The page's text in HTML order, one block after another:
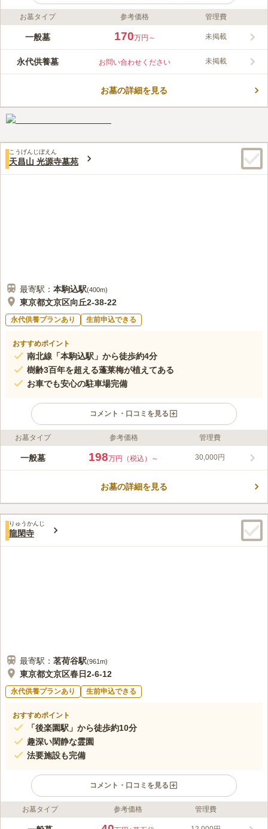
ライフドット編集部のコメント
「白山駅」から徒歩1分の好立地。駐車場もあり、お墓参りにお
家と同じ葵の紋を寺紋としてまいりました。由来は江戸時代にま
でさかのぼり、将軍が妙清寺をお休み処としてご利用され、妙清
が由来となっています。
みんなの評価
4.4 口コミ2件
50代
ので、足が悪い高齢者の人でも対応しやすいと思います。
お墓タイプ 参考価格 管理費
一般墓 170万円～ 未掲載
永代供養墓 お問い合わせください 未掲載
お墓の詳細を見る
こうげんじぼえん
天昌山 光源寺墓苑
最寄駅： 本駒込駅(400m)
東京都文京区向丘2-38-22
永代供養プランあり 生前申込できる
おすすめポイント
南北線「本駒込駅」から徒歩約4分
樹齢3百年を超える蓬莱梅が植えてある
お車でも安心の駐車場完備
コメント・口コミを見る
ライフドット編集部のコメント
東京メトロ南北線「本駒込駅」から徒歩4分程度で行くことがで
（しまんろくせんにち）」の縁日では、「ほおずき千成り市」が
口コミ評価
みんなの評価
40代女性
墓守りの独身男性がお墓を清掃して下さっています。その方から
お墓タイプ 参考価格 管理費
一般墓 198万円（税込）～ 30,000円
お墓の詳細を見る
りゅうかんじ
龍閑寺
最寄駅： 茗荷谷駅(961m)
東京都文京区春日2-6-12
永代供養プランあり 生前申込できる
おすすめポイント
「後楽園駅」から徒歩約10分
趣深い閑静な霊園
法要施設も完備
コメント・口コミを見る
ライフドット編集部のコメント
龍閑寺は、文京区にある浄土宗寺院です。 東京メトロ丸の内線
お墓タイプ 参考価格 管理費